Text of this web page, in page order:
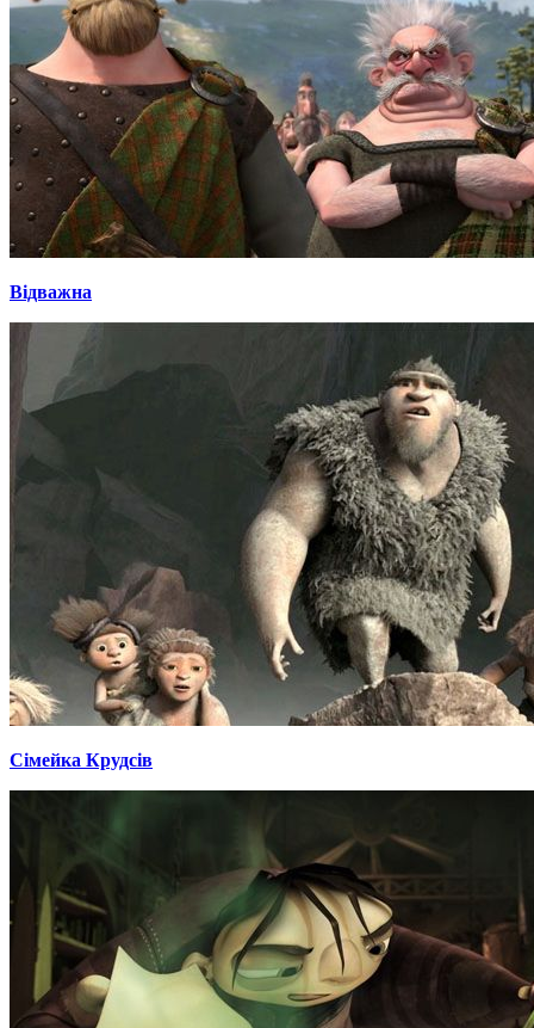
Відважна
Сімейка Крудсів